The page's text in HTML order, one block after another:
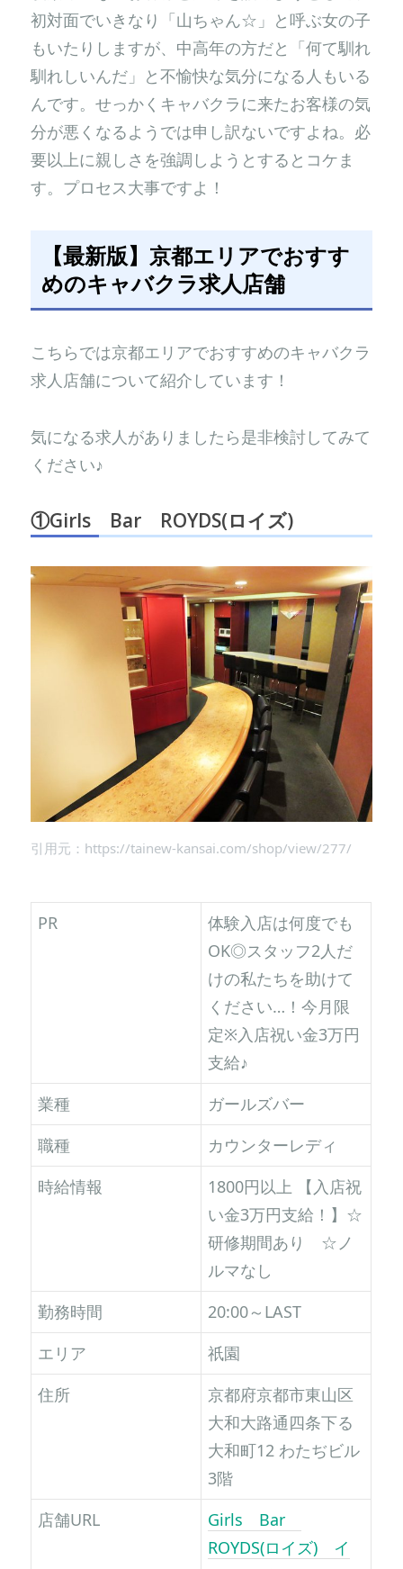
初対面でいきなり「山ちゃん☆」と呼ぶ女の子
もいたりしますが、中高年の方だと「何て馴れ
馴れしいんだ」と不愉快な気分になる人もいる
んです。せっかくキャバクラに来たお客様の気
分が悪くなるようでは申し訳ないですよね。必
要以上に親しさを強調しようとするとコケま
す。プロセス大事ですよ！
【最新版】京都エリアでおすす
めのキャバクラ求人店舗
こちらでは京都エリアでおすすめのキャバクラ
求人店舗について紹介しています！
気になる求人がありましたら是非検討してみて
ください♪
①Girls Bar ROYDS(ロイズ)
引用元：https://tainew-kansai.com/shop/view/277/
PR
体験入店は何度でも
OK◎スタッフ2人だ
けの私たちを助けて
ください…！今月限
定※入店祝い金3万円
支給♪
業種
ガールズバー
職種
カウンターレディ
時給情報
1800円以上 【入店祝
い金3万円支給！】☆
研修期間あり ☆ノ
ルマなし
勤務時間
20:00～LAST
エリア
祇園
住所
京都府京都市東山区
大和大路通四条下る
大和町12 わたぢビル
3階
店舗URL
Girls Bar
ROYDS(ロイズ) イ